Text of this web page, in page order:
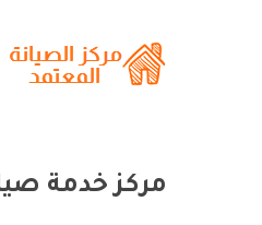
مركز خدمة